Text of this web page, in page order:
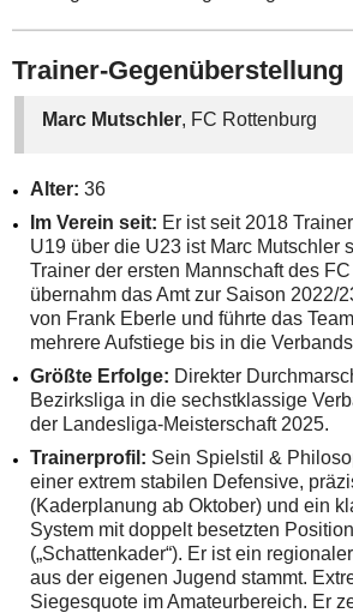
Trainer-Gegenüberstellung
Marc Mutschler, FC Rottenburg
Alter: 36
Im Verein seit: Er ist seit 2018
U19 über die U23 ist Marc Mutschler
Trainer der ersten Mannschaft des
übernahm das Amt zur Saison 2022/
von Frank Eberle und führte das
mehrere Aufstiege bis in die
Größte Erfolge: Direkter
Bezirksliga in die sechstklassige
der Landesliga-Meisterschaft 2025.
Trainerprofil: Sein Spielstil &
einer extrem stabilen Defensive,
(Kaderplanung ab Oktober) und ein
System mit doppelt besetzten
(„Schattenkader“). Er ist ein
aus der eigenen Jugend stammt.
Siegesquote im Amateurbereich. Er